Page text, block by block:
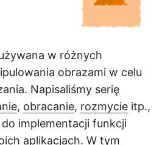
w różnych
obrazami w celu
Napisaliśmy serię
, obracanie, rozmycie itp.,
implementacji funkcji
aplikacjach. W tym